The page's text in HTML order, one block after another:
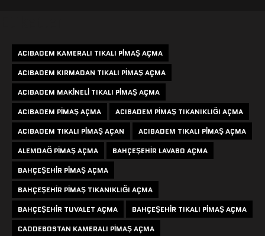
ACIBADEM KAMERALI TIKALI PIMAŞ AÇMA
ACIBADEM KIRMADAN TIKALI PIMAŞ AÇMA
ACIBADEM MAKINELI TIKALI PIMAŞ AÇMA
ACIBADEM PIMAŞ AÇMA
ACIBADEM PIMAŞ TIKANIKLIĞI AÇMA
ACIBADEM TIKALI PIMAŞ AÇAN
ACIBADEM TIKALI PIMAŞ AÇMA
ALEMDAĞ PIMAŞ AÇMA
BAHÇEŞEHIR LAVABO AÇMA
BAHÇEŞEHIR PIMAŞ AÇMA
BAHÇEŞEHIR PIMAŞ TIKANIKLIĞI AÇMA
BAHÇEŞEHIR TUVALET AÇMA
BAHÇEŞEHIR TIKALI PIMAŞ AÇMA
CADDEBOSTAN KAMERALI PIMAŞ AÇMA